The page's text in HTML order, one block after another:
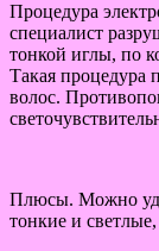
Процедура
специалист
тонкой иглы, по
Такая процедура
волос.
Плюсы. Можно
тонкие и